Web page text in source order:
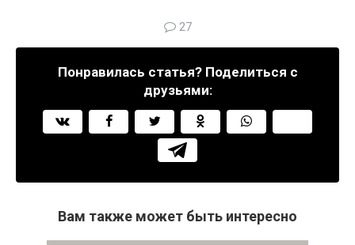
27
Понравилась статья? Поделиться с
друзьями:
Вам также может быть интересно